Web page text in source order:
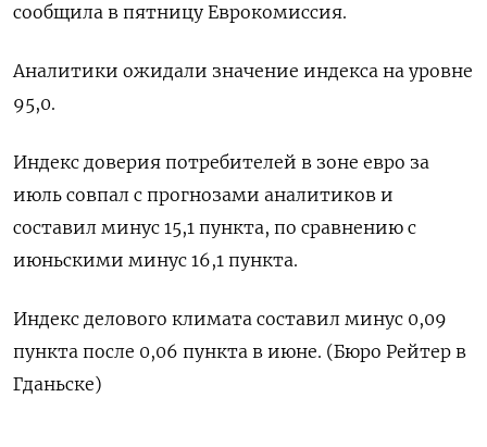
сообщила в пятницу Еврокомиссия.
Аналитики ожидали значение индекса на уровне
95,0.
Индекс доверия потребителей в зоне евро за
июль совпал с прогнозами аналитиков и
составил минус 15,1 пункта, по сравнению с
июньскими минус 16,1 пункта.
Индекс делового климата составил минус 0,09
пункта после 0,06 пункта в июне. (Бюро Рейтер в
Гданьске)